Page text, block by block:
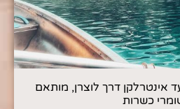
עד אינטרלקן דרך לוצרן, מותאם
כשרות